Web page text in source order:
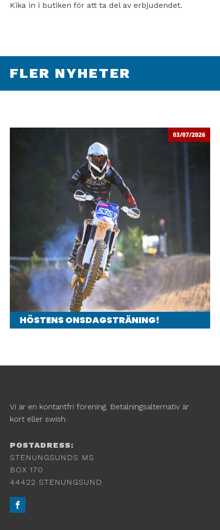
Kika in i butiken för att ta del av erbjudendet.
FLER NYHETER
03/07/2026
HÖSTENS ONSDAGSTRÄNING!
Vi är en kontantfri förening. Betalningsalternativ är
kort eller swish.
POSTADRESS:
STENUNGSUNDS MS
BOX 170
44422 STENUNGSUND